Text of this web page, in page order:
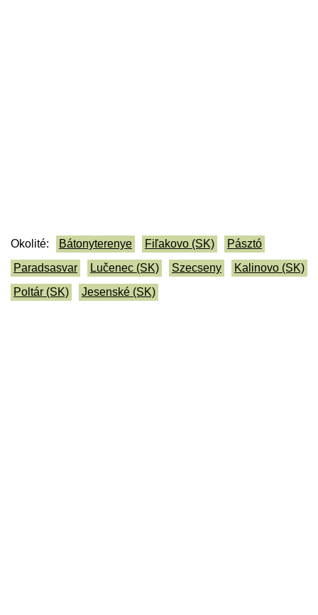
Okolité: Bátonyterenye Fiľakovo (SK)
Pásztó
Paradsasvar
Lučenec (SK) Szecseny
Kalinovo (SK)
Poltár (SK)
Jesenské (SK)